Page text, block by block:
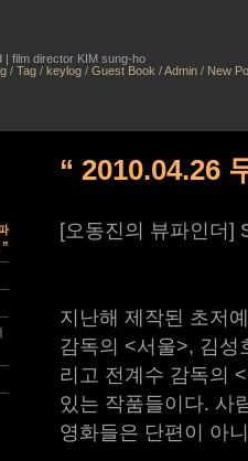
| film director KIM sung-ho
/Tag /keylog /Guest Book /Admin / New
“ 2010.04.26
[오동진의 뷰파인더]
지난해 제작된 초저
감독의 <서울>, 김성
리고 전계수 감독의
있는 작품들이다. 사
영화들은 단편이 아